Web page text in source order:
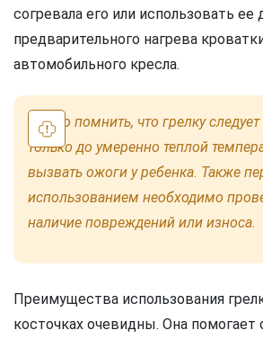
согревала его или использовать ее
предварительного нагрева
автомобильного кресла.
Важно помнить, что грелку
только до умеренно теплой
вызвать ожоги у ребенка. Также
использованием необходимо
наличие повреждений или износа.
Преимущества использования
косточках очевидны. Она помогает